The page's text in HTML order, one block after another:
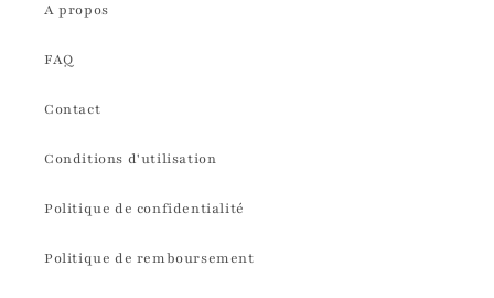
A propos
FAQ
Contact
Conditions d'utilisation
Politique de confidentialité
Politique de remboursement